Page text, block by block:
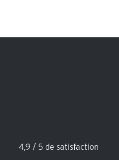
4,9 / 5 de satisfaction